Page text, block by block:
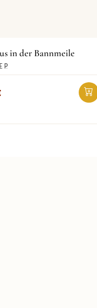
in der Bannmeile
P.